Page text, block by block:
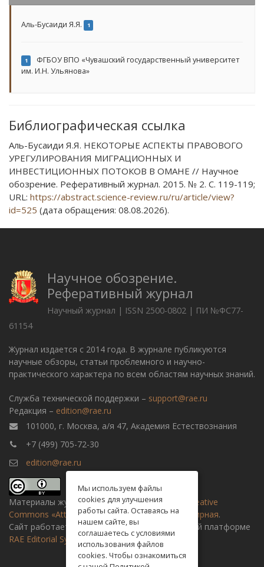
Аль-Бусаиди Я.Я. 1
1
ФГБОУ ВПО «Чувашский государственный университет
им. И.Н. Ульянова»
Библиографическая ссылка
Аль-Бусаиди Я.Я. НЕКОТОРЫЕ АСПЕКТЫ ПРАВОВОГО
УРЕГУЛИРОВАНИЯ МИГРАЦИОННЫХ И
ИНВЕСТИЦИОННЫХ ПОТОКОВ В ОМАНЕ // Научное
обозрение. Реферативный журнал. 2015. № 2. С. 119-119;
URL: https://abstract.science-review.ru/ru/article/view?
id=525 (дата обращения: 08.08.2026).
Научное обозрение.
Реферативный журнал
Научный журнал | ISSN 2500-0802 | ПИ №ФС77-
61154
Журнал издается с 2014 года. В журнале публикуются
научные обзоры, статьи проблемного и научно-
практического характера по всем областям научных знаний.
Служба технической поддержки – support@rae.ru
Редакция – edition@rae.ru
101000, г. Москва, а/я 47, Академия Естествознания
+7 (499) 705-72-30
edition@rae.ru
Материалы журнала доступны полицензии Creative
Commons «Attribution» («Атрибуция») 4.0 Всемирная.
Сайт работает на универсальной издательской платформе
RAE Editorial System
Мы используем файлы
cookies для улучшения
работы сайта. Оставаясь на
нашем сайте, вы
соглашаетесь с условиями
использования файлов
cookies. Чтобы ознакомиться